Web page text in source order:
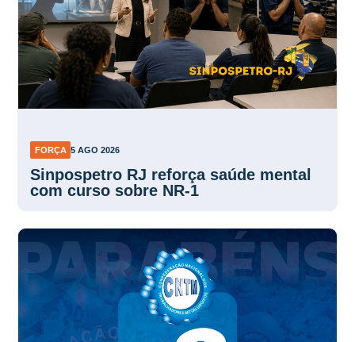
FORÇA 5 AGO 2026
Sinpospetro RJ reforça saúde mental
com curso sobre NR-1